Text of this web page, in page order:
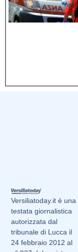
Versiliatoday.it è una
testata giornalistica
autorizzata dal
tribunale di Lucca il
24 febbraio 2012 al